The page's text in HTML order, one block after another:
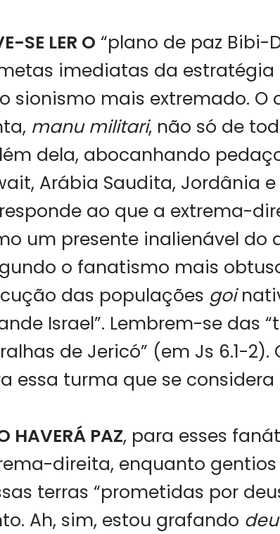
SE LER O “plano de paz Bibi-
imediatas da
sionismo mais extremado.
manu militari, não só de
dela, abocanhando
Arábia Saudita, Jordânia
ao que a extrema-
um presente inalienável do
o fanatismo mais
das populações goi
Israel”. Lembrem-se das
de Jericó” (em Js 6.1-
essa turma que se
HAVERÁ PAZ, para esses
direita, enquanto
terras “prometidas por
Ah, sim, estou grafando